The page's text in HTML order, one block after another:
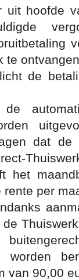
uit hoofde
te
de
dat de
het
per
worden
van 90,00